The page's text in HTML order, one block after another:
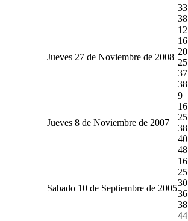
33
38
Jueves 27 de Noviembre de 2008
12
16
20
25
37
38
Jueves 8 de Noviembre de 2007
9
16
25
38
40
48
Sabado 10 de Septiembre de 2005
16
25
30
36
38
44